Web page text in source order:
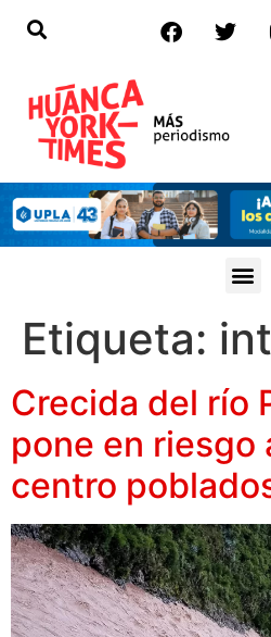
Etiqueta:
Crecida del río
pone en riesgo
centro